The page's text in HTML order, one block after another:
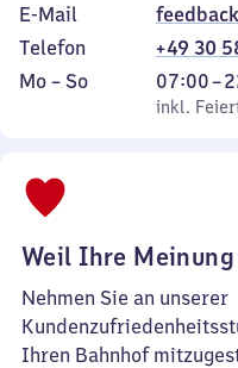
E-Mail
Telefon
+49 30
Montag
Mo – So,
inkl. Feiertage
07:00–
Von
7
inkl.
Weil Ihre
Nehmen Sie an unserer
Ihren Bahnhof